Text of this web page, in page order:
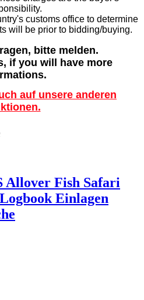
customs office to determine
will be prior to bidding/buying.
bitte melden.
if you will have more
auf unsere anderen
Allover Fish Safari
Einlagen